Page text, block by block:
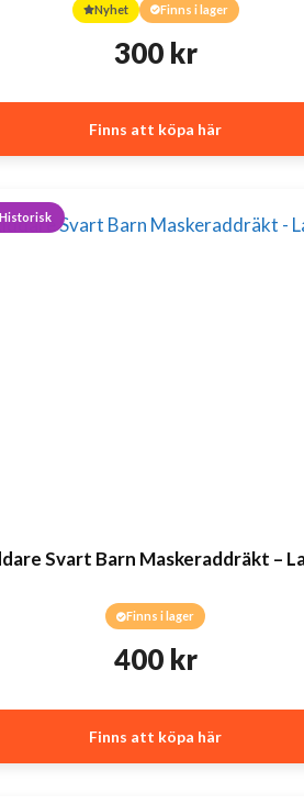
Nyhet Finns i lager
300 kr
Finns att köpa här
Historisk
Svart Barn Maskeraddräkt –
Finns i lager
400 kr
Finns att köpa här